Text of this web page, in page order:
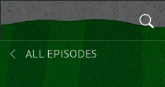
ALL EPISODES